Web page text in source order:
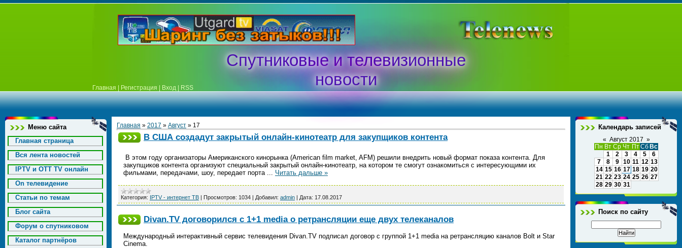
Спутниковые и телевизионные
новости
Главная Регистрация Вход RSS
Меню сайта
Главная страница
Вся лента новостей
IPTV и OTT TV онлайн
On телевидение
Статьи по темам
Блог сайта
Форум о спутниковом
Каталог партнёров
Главная » 2017 » Август » 17
В США создадут закрытый онлайн-кинотеатр для закупщиков контента
В этом году организаторы Американского кинорынка (American film market, AFM) решили внедрить новый формат показа контента. Для
закупщиков контента организуют специальный закрытый онлайн-кинотеатр, на котором те смогут ознакомиться с интересующими их
фильмами, передачами, шоу, передает порта ... Читать дальше »
Категория: IPTV - интернет ТВ | Просмотров: 1034 | Добавил: admin | Дата: 17.08.2017
Divan.TV договорился с 1+1 media о ретрансляции еще двух телеканалов
Международный интерактивный сервис телевидения Divan.TV подписал договор с группой 1+1 media на ретрансляцию каналов Bolt и Star
Cinema.
Календарь записей
« Август 2017 »
Пн Вт Ср Чт ПтСб Вс
1
2 3 4 5
6
7
8 9 10 11 12 13
14 15 16 17 18 19 20
21 22 23 24 25 26 27
28 29 30 31
Поиск по сайту